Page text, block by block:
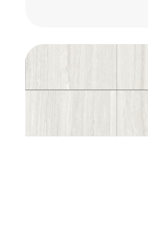
©2025 Top